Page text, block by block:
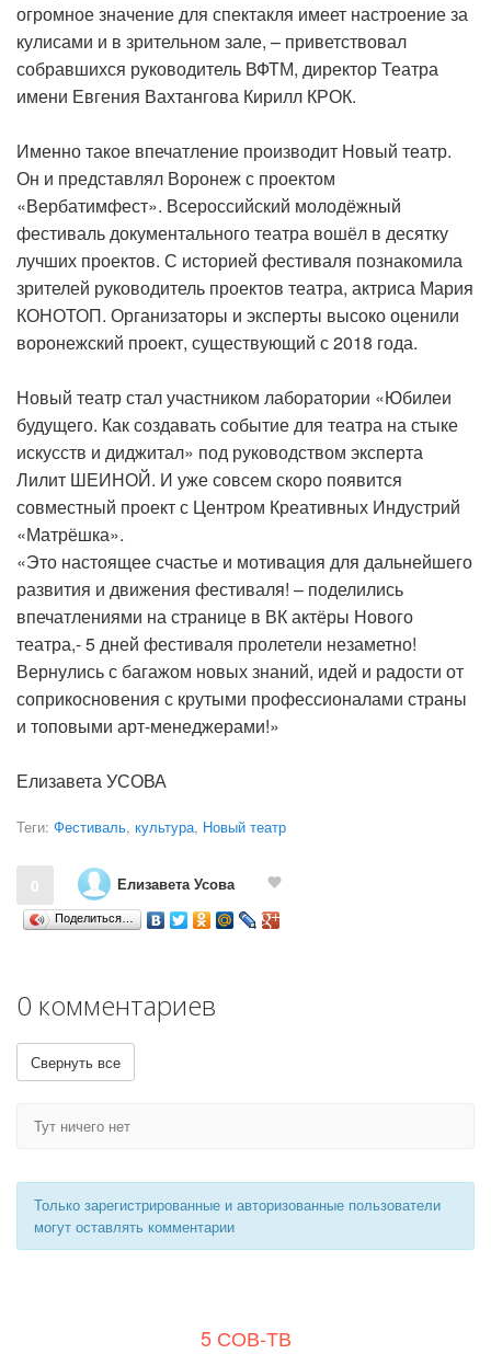
огромное значение для спектакля имеет настроение за
кулисами и в зрительном зале, – приветствовал
собравшихся руководитель ВФТМ, директор Театра
имени Евгения Вахтангова Кирилл КРОК.
Именно такое впечатление производит Новый театр.
Он и представлял Воронеж с проектом
«Вербатимфест». Всероссийский молодёжный
фестиваль документального театра вошёл в десятку
лучших проектов. С историей фестиваля познакомила
зрителей руководитель проектов театра, актриса Мария
КОНОТОП. Организаторы и эксперты высоко оценили
воронежский проект, существующий с 2018 года.
Новый театр стал участником лаборатории «Юбилеи
будущего. Как создавать событие для театра на стыке
искусств и диджитал» под руководством эксперта
Лилит ШЕИНОЙ. И уже совсем скоро появится
совместный проект с Центром Креативных Индустрий
«Матрёшка».
«Это настоящее счастье и мотивация для дальнейшего
развития и движения фестиваля! – поделились
впечатлениями на странице в ВК актёры Нового
театра,- 5 дней фестиваля пролетели незаметно!
Вернулись с багажом новых знаний, идей и радости от
соприкосновения с крутыми профессионалами страны
и топовыми арт-менеджерами!»
Елизавета УСОВА
Теги: Фестиваль, культура, Новый театр
0 Елизавета Усова
Поделиться…
0 комментариев
Свернуть все
Тут ничего нет
Только зарегистрированные и авторизованные пользователи
могут оставлять комментарии
5 СОВ-ТВ